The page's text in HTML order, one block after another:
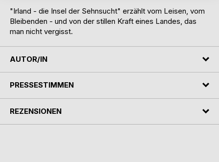
"Irland - die Insel der Sehnsucht" erzählt vom Leisen, vom
Bleibenden - und von der stillen Kraft eines Landes, das
man nicht vergisst.
AUTOR/IN
PRESSESTIMMEN
REZENSIONEN